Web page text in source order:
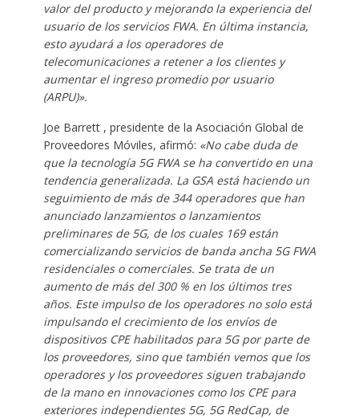
valor del producto y mejorando la experiencia del
usuario de los servicios FWA. En última instancia,
esto ayudará a los operadores de
telecomunicaciones a retener a los clientes y
aumentar el ingreso promedio por usuario
(ARPU)».
Joe Barrett , presidente de la Asociación Global de
Proveedores Móviles, afirmó: «No cabe duda de
que la tecnología 5G FWA se ha convertido en una
tendencia generalizada. La GSA está haciendo un
seguimiento de más de 344 operadores que han
anunciado lanzamientos o lanzamientos
preliminares de 5G, de los cuales 169 están
comercializando servicios de banda ancha 5G FWA
residenciales o comerciales. Se trata de un
aumento de más del 300 % en los últimos tres
años. Este impulso de los operadores no solo está
impulsando el crecimiento de los envíos de
dispositivos CPE habilitados para 5G por parte de
los proveedores, sino que también vemos que los
operadores y los proveedores siguen trabajando
de la mano en innovaciones como los CPE para
exteriores independientes 5G, 5G RedCap, de